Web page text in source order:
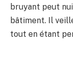
bruyant peut
bâtiment. Il
tout en étant